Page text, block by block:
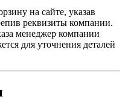
на сайте, указав
реквизиты компании.
менеджер компании
для уточнения деталей